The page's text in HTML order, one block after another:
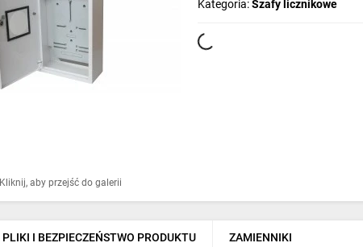
Kliknij, aby przejść do galerii
Kategoria:Szafy licznikowe
PLIKI I BEZPIECZEŃSTWO PRODUKTU ZAMIENNIKI